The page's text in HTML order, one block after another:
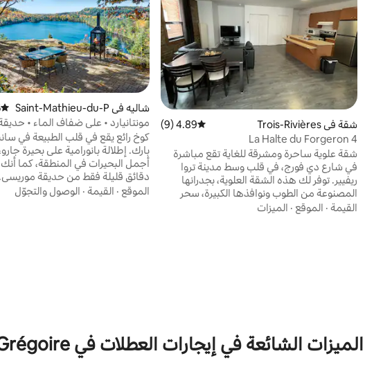
شقة في Trois-Rivières متوسط التقييم 4.89 من 5، 9 مراجعات
4.89 (9)
La Halte du Forgeron 4
شقة علوية ساحرة ومشرقة للغاية تقع مباشرة
في شارع دي فورج، في قلب وسط مدينة تروا
ريفيير. توفر لك هذه الشقة العلوية، بجدرانها
المصنوعة من الطوب ونوافذها الكبيرة، سحر
الأمس مع جميع وسائل الراحة والمرافق التي
القيمة · الموقع · الميزات
شاليه في Saint-Mathieu-du-P
arc
مونتانيارد • على ضفاف الماء •
كوخ رائع يقع في قلب الطبيعة في
بارك. إطلالة بانورامية على بحيرة
أجمل البحيرات في المنطقة، كما
دقائق قليلة فقط من حديقة موريسي.
إلى ذلك، يمكنك الوصول إلى البحيرة
الموقع · القيمة · الوصول والتجوّل
الميزات الشائعة في إيجارات العطلات في Saint-Grégoire